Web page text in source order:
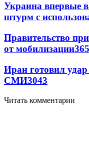
Украина впервые
штурм с
Правительство
от мобилизации
Иран готовил
СМИ3043
Читать комментарии